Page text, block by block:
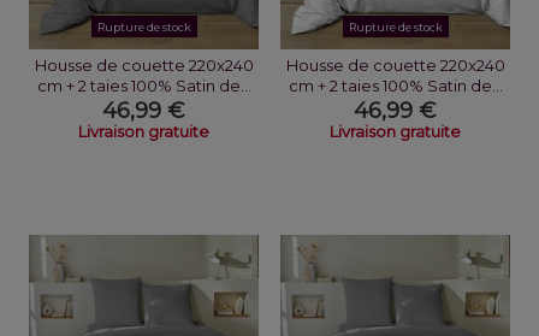
Rupture de stock
Housse de couette 220x240
cm + 2 taies 100% Satin de...
46,99 €
Livraison gratuite
Rupture de stock
Housse de couette 220x240
cm + 2 taies 100% Satin de...
46,99 €
Livraison gratuite